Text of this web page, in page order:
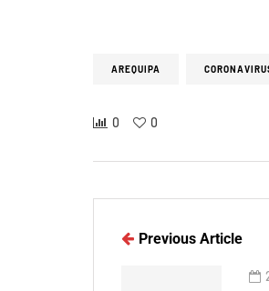
AREQUIPA
0 0
Previous Article